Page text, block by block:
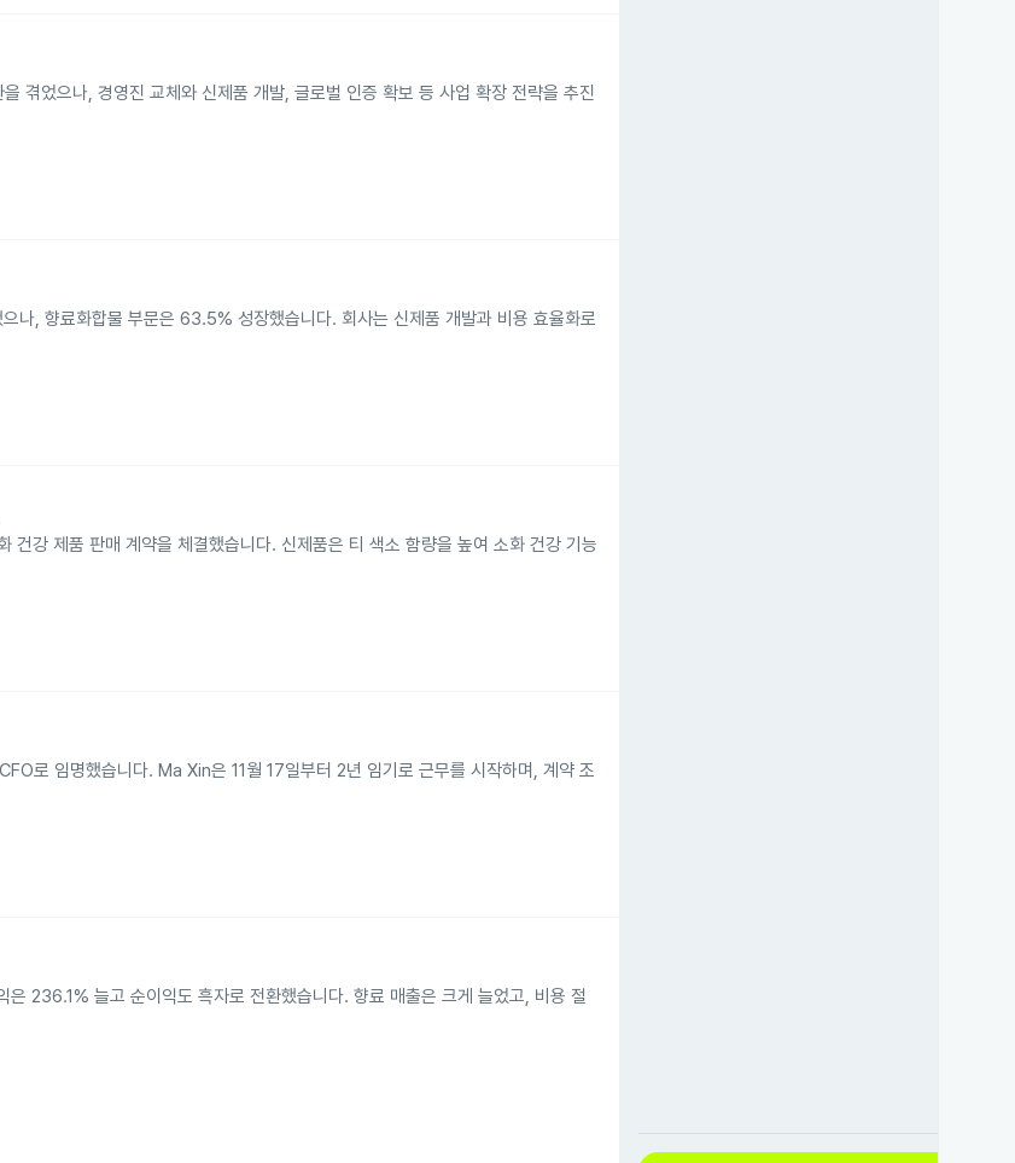
었으나, 경영진 교체와 신제품 개발, 글로벌 인증 확보 등 사업 확장 전략을 추진
, 향료화합물 부문은 63.5% 성장했습니다. 회사는 신제품 개발과 비용 효율화로
강 제품 판매 계약을 체결했습니다. 신제품은 티 색소 함량을 높여 소화 건강 기능
임명했습니다. Ma Xin은 11월 17일부터 2년 임기로 근무를 시작하며, 계약 조
늘고 순이익도 흑자로 전환했습니다. 향료 매출은 크게 늘었고, 비용 절